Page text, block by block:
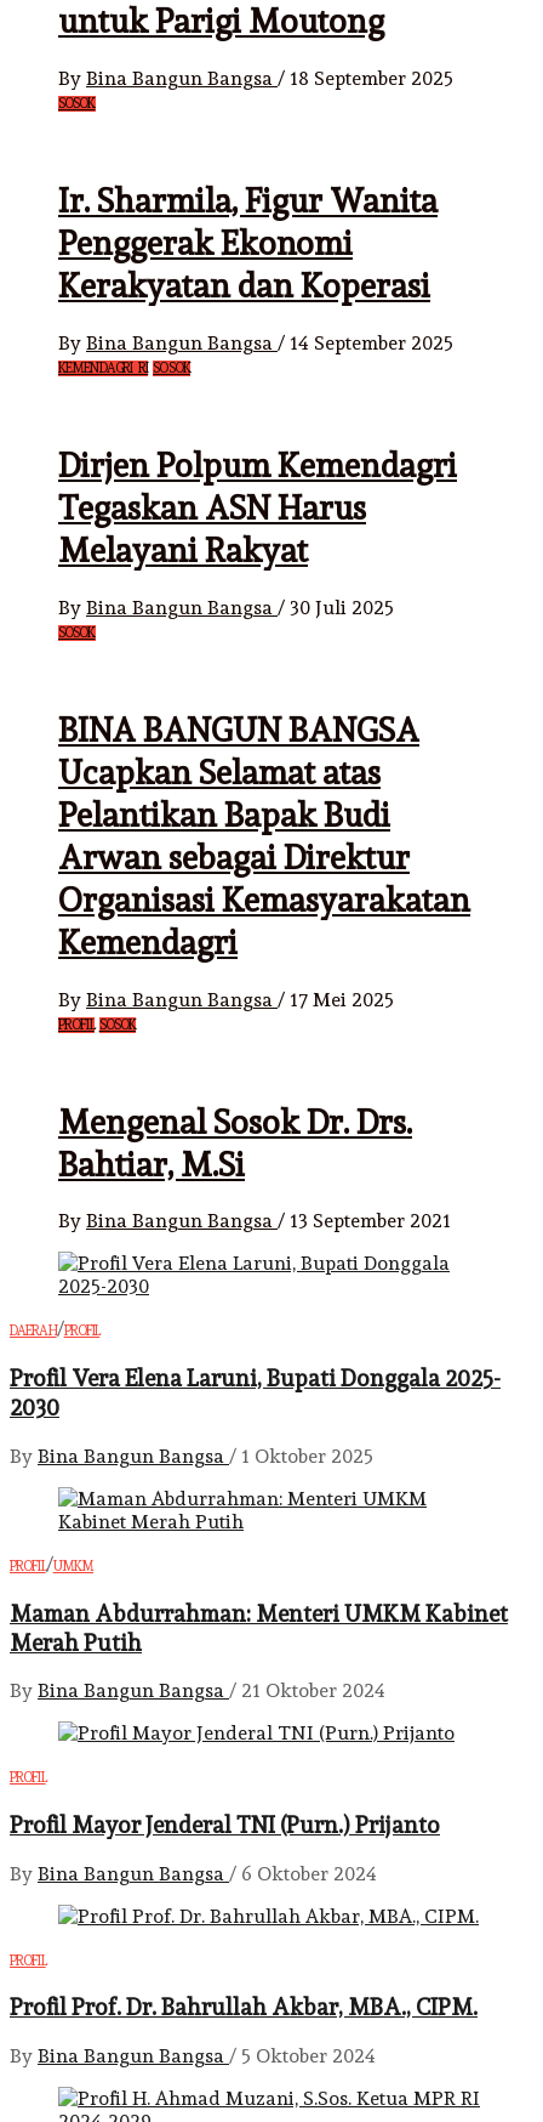
untuk Parigi Moutong
By Bina Bangun Bangsa / 18 September 2025
SOSOK
Ir. Sharmila, Figur Wanita
Penggerak Ekonomi
Kerakyatan dan Koperasi
By Bina Bangun Bangsa / 14 September 2025
KEMENDAGRI RI SOSOK
Dirjen Polpum Kemendagri
Tegaskan ASN Harus
Melayani Rakyat
By Bina Bangun Bangsa / 30 Juli 2025
SOSOK
BINA BANGUN BANGSA
Ucapkan Selamat atas
Pelantikan Bapak Budi
Arwan sebagai Direktur
Organisasi Kemasyarakatan
Kemendagri
By Bina Bangun Bangsa / 17 Mei 2025
PROFIL SOSOK
Mengenal Sosok Dr. Drs.
Bahtiar, M.Si
By Bina Bangun Bangsa / 13 September 2021
DAERAH/PROFIL
Profil Vera Elena Laruni, Bupati Donggala 2025-
2030
By Bina Bangun Bangsa / 1 Oktober 2025
PROFIL/UMKM
Maman Abdurrahman: Menteri UMKM Kabinet
Merah Putih
By Bina Bangun Bangsa / 21 Oktober 2024
PROFIL
Profil Mayor Jenderal TNI (Purn.) Prijanto
By Bina Bangun Bangsa / 6 Oktober 2024
PROFIL
Profil Prof. Dr. Bahrullah Akbar, MBA., CIPM.
By Bina Bangun Bangsa / 5 Oktober 2024